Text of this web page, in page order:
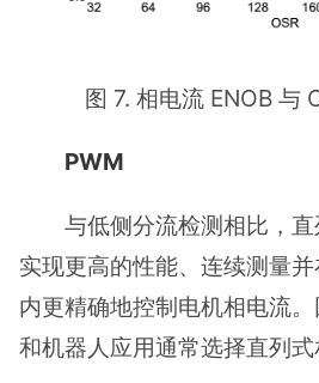
图 7. 相电流 ENOB 与
PWM
与低侧分流检测相比，
实现更高的性能、连续测量
内更精确地控制电机相电流
和机器人应用通常选择直列式